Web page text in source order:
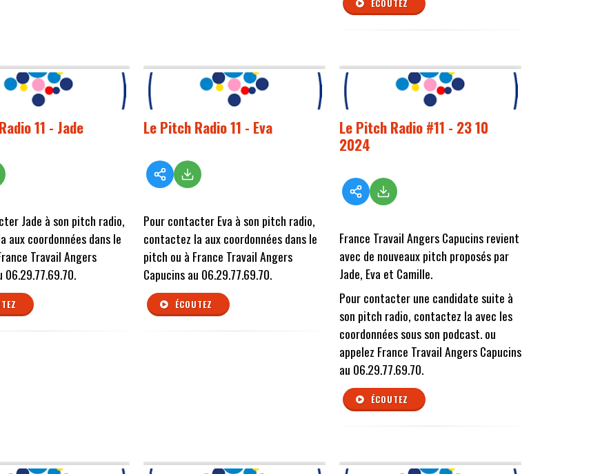
ÉCOUTEZ
11 - Jade
Jade à son pitch radio,
aux coordonnées dans le
Travail Angers
06.29.77.69.70.
Le Pitch Radio 11 - Eva
Pour contacter Eva à son pitch radio,
contactez la aux coordonnées dans le
pitch ou à France Travail Angers
Capucins au 06.29.77.69.70.
ÉCOUTEZ
Le Pitch Radio #11 - 23 10
2024
France Travail Angers Capucins revient
avec de nouveaux pitch proposés par
Jade, Eva et Camille.
Pour contacter une candidate suite à
son pitch radio, contactez la avec les
coordonnées sous son podcast. ou
appelez France Travail Angers Capucins
au 06.29.77.69.70.
ÉCOUTEZ